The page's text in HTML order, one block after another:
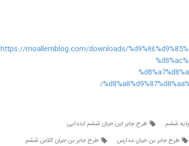
https://moallemblog.com/downloads/
ششم
طرح جابر ابن حیان ششم ابتدایی
طرح جابر بن حيان مدارس
طرح جابر بن حیان کلاس ششم